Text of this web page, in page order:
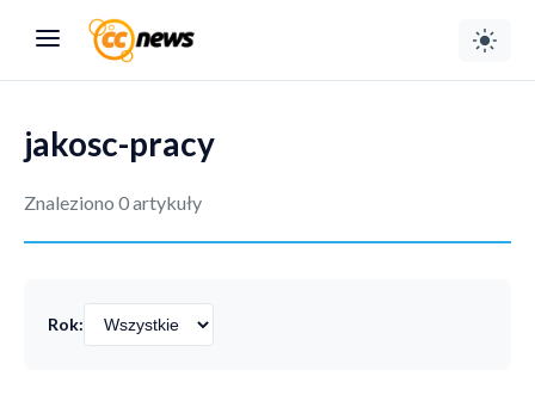
jakosc-pracy
Znaleziono 0 artykuły
Rok: